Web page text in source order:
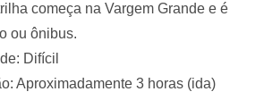
começa na Vargem Grande e é
ou ônibus.
Difícil
Aproximadamente 3 horas (ida)